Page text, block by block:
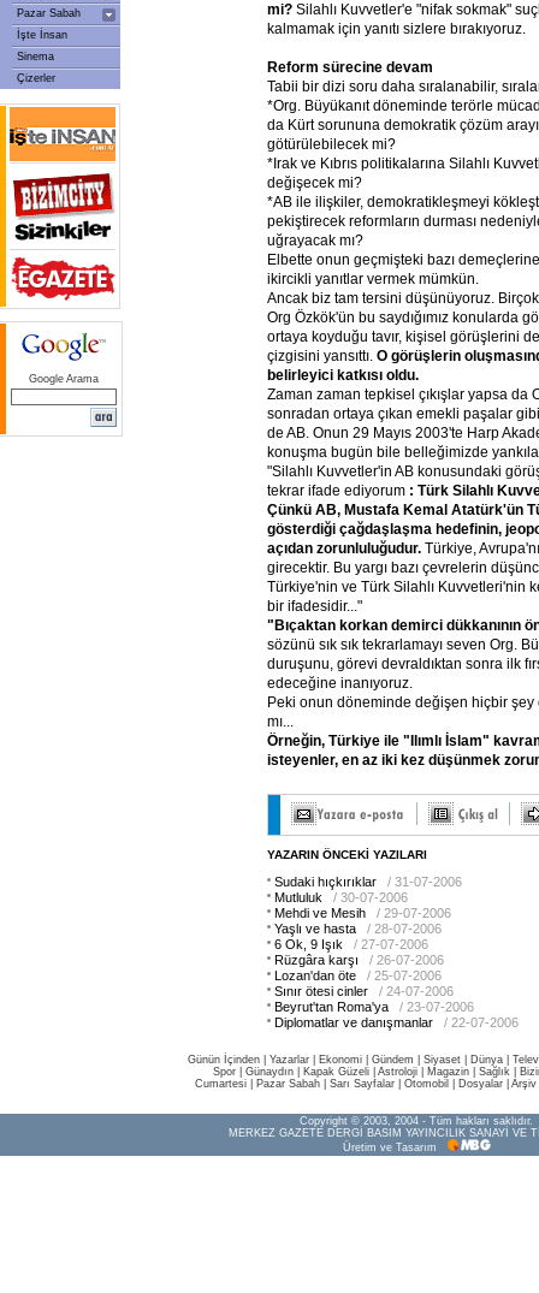
Pazar Sabah
İşte İnsan
Sinema
Çizerler
Google Arama
mi? Silahlı Kuvvetler'e "nifak sokmak"
kalmamak için yanıtı sizlere bırakıyoruz.
Reform sürecine devam
Tabii bir dizi soru daha sıralanabilir,
*Org. Büyükanıt döneminde terörle
da Kürt sorununa demokratik çözüm
götürülebilecek mi?
*Irak ve Kıbrıs politikalarına Silahlı
değişecek mi?
*AB ile ilişkiler, demokratikleşmeyi
pekiştirecek reformların durması
uğrayacak mı?
Elbette onun geçmişteki bazı
ikircikli yanıtlar vermek mümkün.
Ancak biz tam tersini düşünüyoruz.
Org Özkök'ün bu saydığımız konularda
ortaya koyduğu tavır, kişisel görüşlerini
çizgisini yansıttı. O görüşlerin
belirleyici katkısı oldu.
Zaman zaman tepkisel çıkışlar yapsa da
sonradan ortaya çıkan emekli paşalar gibi
de AB. Onun 29 Mayıs 2003'te Harp
konuşma bugün bile belleğimizde
"Silahlı Kuvvetler'in AB konusundaki
tekrar ifade ediyorum : Türk Silahlı
Çünkü AB, Mustafa Kemal Atatürk'ün
gösterdiği çağdaşlaşma hedefinin,
açıdan zorunluluğudur. Türkiye,
girecektir. Bu yargı bazı çevrelerin
Türkiye'nin ve Türk Silahlı Kuvvetleri'nin
bir ifadesidir..."
"Bıçaktan korkan demirci dükkanının
sözünü sık sık tekrarlamayı seven Org.
duruşunu, görevi devraldıktan sonra ilk
edeceğine inanıyoruz.
Peki onun döneminde değişen hiçbir şey
mı...
Örneğin, Türkiye ile "Ilımlı İslam"
isteyenler, en az iki kez düşünmek
YAZARIN ÖNCEKİ YAZILARI
Sudaki hıçkırıklar
/ 31-07-2006
Mutluluk
/ 30-07-2006
Mehdi ve Mesih
/ 29-07-2006
Yaşlı ve hasta
/ 28-07-2006
6 Ok, 9 Işık
/ 27-07-2006
Rüzgâra karşı
/ 26-07-2006
Lozan'dan öte
/ 25-07-2006
Sınır ötesi cinler
/ 24-07-2006
Beyrut'tan Roma'ya
/ 23-07-2006
Diplomatlar ve danışmanlar
/ 22-07-2006
Günün İçinden Yazarlar Ekonomi Gündem Siyaset Dünya |
Spor
Günaydın Kapak Güzeli Astroloji Magazin Sağlık
Cumartesi
Pazar Sabah Sarı Sayfalar Otomobil Dosyalar Arşiv
Copyright © 2003, 2004 - Tüm hakları saklıdır.
MERKEZ GAZETE DERGİ BASIM YAYINCILIK SANAYİ VE
Üretim ve Tasarım